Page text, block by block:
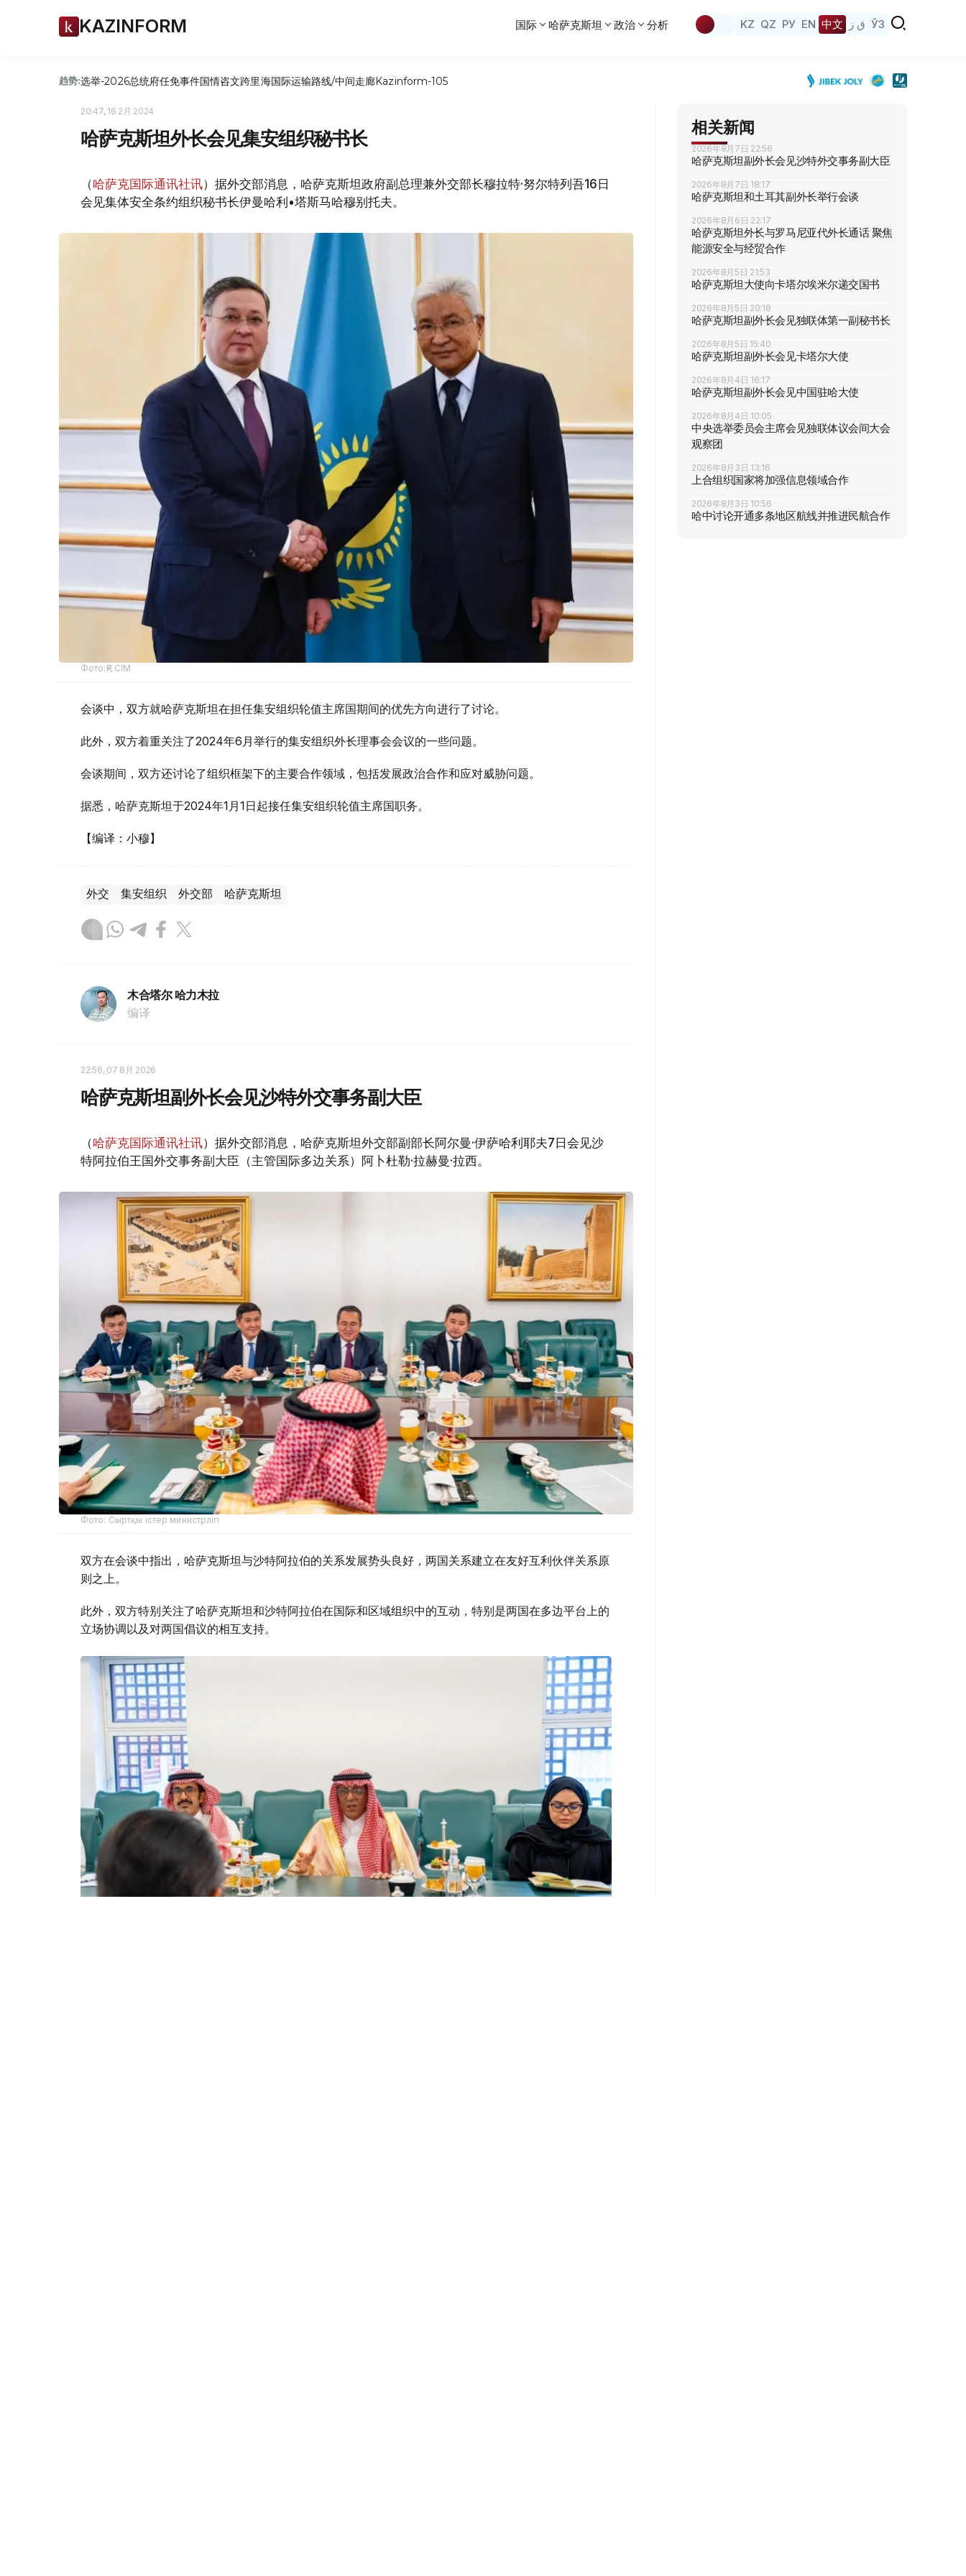
KAZINFORM 国际 哈萨克斯坦 政治 分析 KZ QZ РУ EN 中文 ق ز ЎЗ
趋势:选举-2026总统府任免事件国情咨文跨里海国际运输路线/中间走廊Kazinform-105
20:47, 16 2月 2024
哈萨克斯坦外长会见集安组织秘书长
（哈萨克国际通讯社讯）据外交部消息，哈萨克斯坦政府副总理兼外交部长穆拉特·努尔特列吾16日
会见集体安全条约组织秘书长伊曼哈利•塔斯马哈穆别托夫。
Фото:ҚР СІМ
会谈中，双方就哈萨克斯坦在担任集安组织轮值主席国期间的优先方向进行了讨论。
此外，双方着重关注了2024年6月举行的集安组织外长理事会会议的一些问题。
会谈期间，双方还讨论了组织框架下的主要合作领域，包括发展政治合作和应对威胁问题。
据悉，哈萨克斯坦于2024年1月1日起接任集安组织轮值主席国职务。
【编译：小穆】
外交 集安组织 外交部 哈萨克斯坦
木合塔尔 哈力木拉
编译
22:56, 07 8月 2026
哈萨克斯坦副外长会见沙特外交事务副大臣
（哈萨克国际通讯社讯）据外交部消息，哈萨克斯坦外交部副部长阿尔曼·伊萨哈利耶夫7日会见沙
特阿拉伯王国外交事务副大臣（主管国际多边关系）阿卜杜勒·拉赫曼·拉西。
Фото: Сыртқы істер министрлігі
双方在会谈中指出，哈萨克斯坦与沙特阿拉伯的关系发展势头良好，两国关系建立在友好互利伙伴关系原
则之上。
此外，双方特别关注了哈萨克斯坦和沙特阿拉伯在国际和区域组织中的互动，特别是两国在多边平台上的
立场协调以及对两国倡议的相互支持。
相关新闻
2026年8月7日 22:56
哈萨克斯坦副外长会见沙特外交事务副大臣
2026年8月7日 18:17
哈萨克斯坦和土耳其副外长举行会谈
2026年8月6日 22:17
哈萨克斯坦外长与罗马尼亚代外长通话 聚焦
能源安全与经贸合作
2026年8月5日 21:53
哈萨克斯坦大使向卡塔尔埃米尔递交国书
2026年8月5日 20:18
哈萨克斯坦副外长会见独联体第一副秘书长
2026年8月5日 15:40
哈萨克斯坦副外长会见卡塔尔大使
2026年8月4日 16:17
哈萨克斯坦副外长会见中国驻哈大使
2026年8月4日 10:05
中央选举委员会主席会见独联体议会间大会
观察团
2026年8月3日 13:16
上合组织国家将加强信息领域合作
2026年8月3日 10:56
哈中讨论开通多条地区航线并推进民航合作